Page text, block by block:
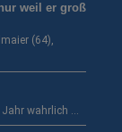
weil er groß
(64),
Jahr wahrlich …